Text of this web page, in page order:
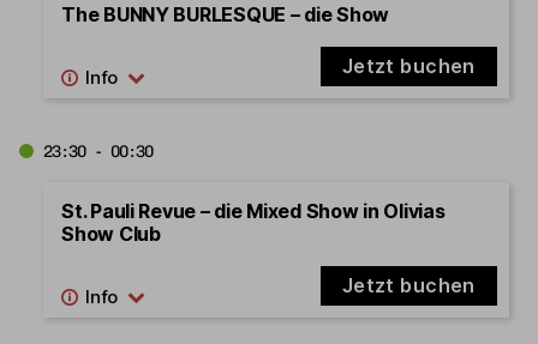
The BUNNY BURLESQUE – die Show
Jetzt buchen
23:30 - 00:30
St. Pauli Revue – die Mixed Show in Olivias
Show Club
Jetzt buchen